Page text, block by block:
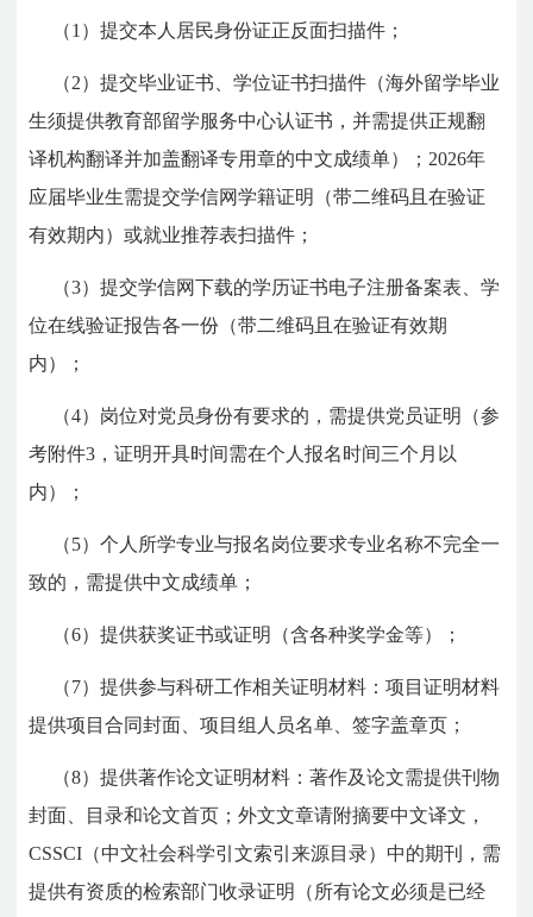
（1）提交本人居民身份证正反面扫描件；
（2）提交毕业证书、学位证书扫描件（海外留学毕业
生须提供教育部留学服务中心认证书，并需提供正规翻
译机构翻译并加盖翻译专用章的中文成绩单）；2026年
应届毕业生需提交学信网学籍证明（带二维码且在验证
有效期内）或就业推荐表扫描件；
（3）提交学信网下载的学历证书电子注册备案表、学
位在线验证报告各一份（带二维码且在验证有效期
内）；
（4）岗位对党员身份有要求的，需提供党员证明（参
考附件3，证明开具时间需在个人报名时间三个月以
内）；
（5）个人所学专业与报名岗位要求专业名称不完全一
致的，需提供中文成绩单；
（6）提供获奖证书或证明（含各种奖学金等）；
（7）提供参与科研工作相关证明材料：项目证明材料
提供项目合同封面、项目组人员名单、签字盖章页；
（8）提供著作论文证明材料：著作及论文需提供刊物
封面、目录和论文首页；外文文章请附摘要中文译文，
CSSCI（中文社会科学引文索引来源目录）中的期刊，需
提供有资质的检索部门收录证明（所有论文必须是已经